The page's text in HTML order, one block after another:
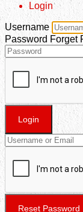
Login
Username
Password Forget
Login
Reset Password